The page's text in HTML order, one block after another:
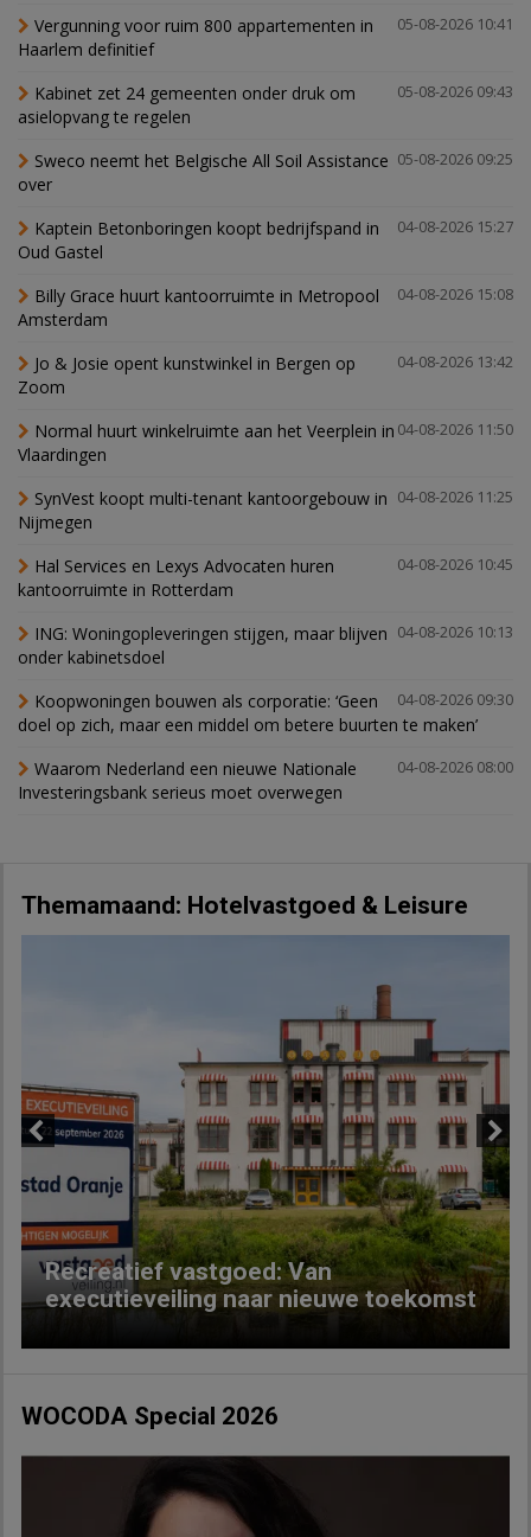
05-08-2026 10:41
Vergunning voor ruim 800 appartementen in
Haarlem definitief
05-08-2026 09:43
Kabinet zet 24 gemeenten onder druk om
asielopvang te regelen
05-08-2026 09:25
Sweco neemt het Belgische All Soil Assistance
over
04-08-2026 15:27
Kaptein Betonboringen koopt bedrijfspand in
Oud Gastel
04-08-2026 15:08
Billy Grace huurt kantoorruimte in Metropool
Amsterdam
04-08-2026 13:42
Jo & Josie opent kunstwinkel in Bergen op
Zoom
04-08-2026 11:50
Normal huurt winkelruimte aan het Veerplein in
Vlaardingen
04-08-2026 11:25
SynVest koopt multi-tenant kantoorgebouw in
Nijmegen
04-08-2026 10:45
Hal Services en Lexys Advocaten huren
kantoorruimte in Rotterdam
04-08-2026 10:13
ING: Woningopleveringen stijgen, maar blijven
onder kabinetsdoel
04-08-2026 09:30
Koopwoningen bouwen als corporatie: ‘Geen
doel op zich, maar een middel om betere buurten te maken’
04-08-2026 08:00
Waarom Nederland een nieuwe Nationale
Investeringsbank serieus moet overwegen
Themamaand: Hotelvastgoed & Leisure
Recreatief vastgoed: Van
executieveiling naar nieuwe toekomst
Next
WOCODA Special 2026